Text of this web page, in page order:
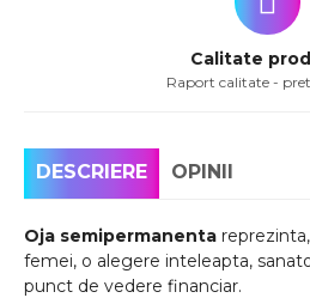
Calitate
Raport calitate -
DESCRIERE OPINII
Oja semipermanenta
femei, o alegere inteleapta,
punct de vedere financiar.